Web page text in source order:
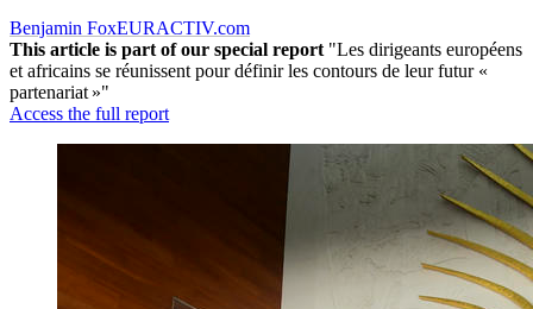
Benjamin FoxEURACTIV.com
This article is part of our special report "Les dirigeants européens
et africains se réunissent pour définir les contours de leur futur «
partenariat »"
Access the full report